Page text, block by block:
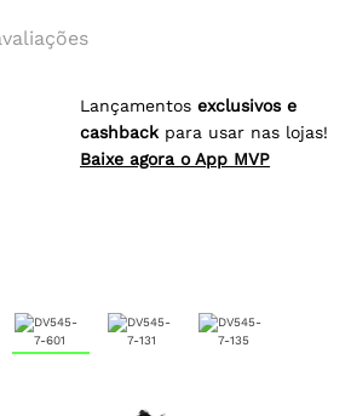
Lançamentos exclusivos e
cashback para usar nas lojas!
Baixe agora o App MVP